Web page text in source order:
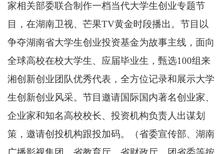
家相关部委联合制作一档当代大学生创业专题节
目，在湖南卫视、芒果TV黄金时段播出。节目以
争夺湖南省大学生创业投资基金为故事主线，面向
全球高校在校大学生、应届毕业生，甄选100组来
湘创新创业团队优秀代表，全方位记录和展示大学
生创新创业风采。节目邀请国际国内著名创业家、
企业家和知名高校校长、投资机构负责人出谋划
策，邀请创投机构跟投加码。（省委宣传部、湖南